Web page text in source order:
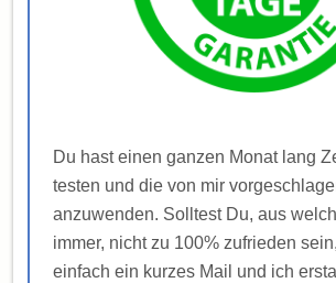
Du hast einen ganzen Monat lang
testen und die von mir
anzuwenden. Solltest Du, aus
immer, nicht zu 100% zufrieden
einfach ein kurzes Mail und ich